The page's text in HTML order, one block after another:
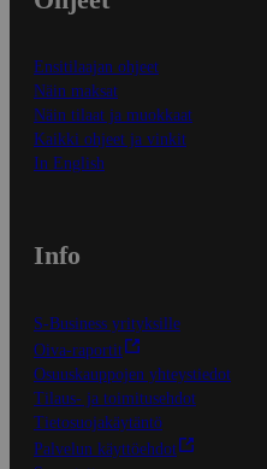
Ensitilaajan ohjeet
Näin maksat
Näin tilaat ja muokkaat
Kaikki ohjeet ja vinkit
In English
Info
S-Business yrityksille
Oiva-raportit
Osuuskauppojen yhteystiedot
Tilaus- ja toimitusehdot
Tietosuojakäytäntö
Palvelun käyttöehdot